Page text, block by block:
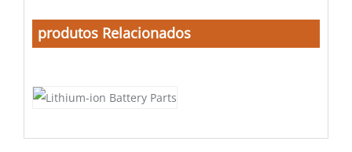
produtos Relacionados